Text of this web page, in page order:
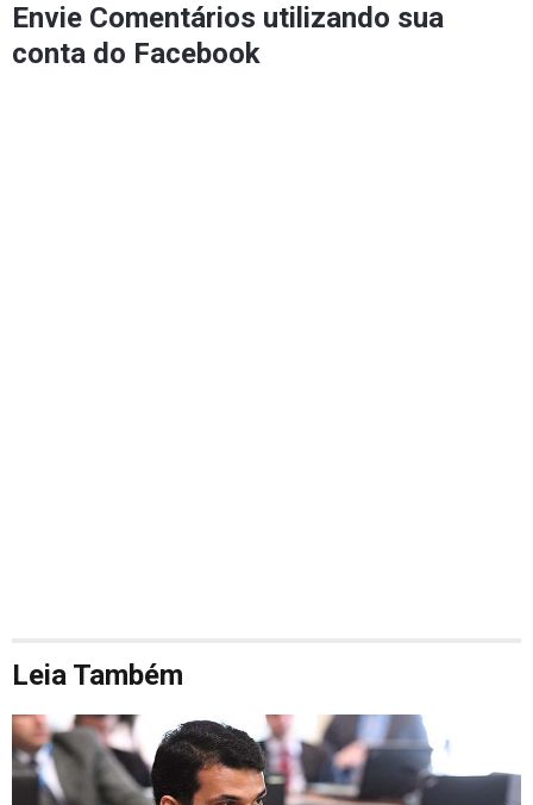
Envie Comentários utilizando sua
conta do Facebook
Leia Também